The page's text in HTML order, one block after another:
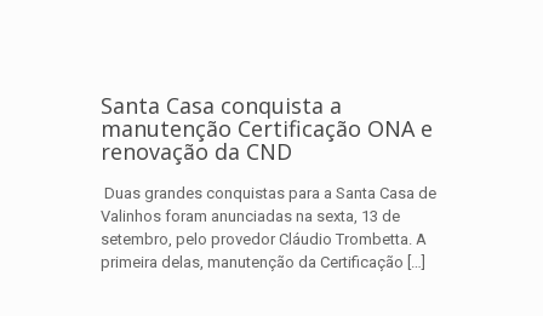
Santa Casa conquista a
manutenção Certificação ONA e
renovação da CND
Duas grandes conquistas para a Santa Casa de
Valinhos foram anunciadas na sexta, 13 de
setembro, pelo provedor Cláudio Trombetta. A
primeira delas, manutenção da Certificação […]